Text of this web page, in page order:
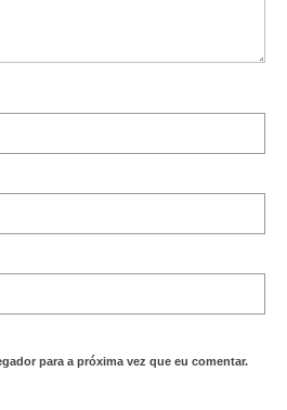
para a próxima vez que eu comentar.